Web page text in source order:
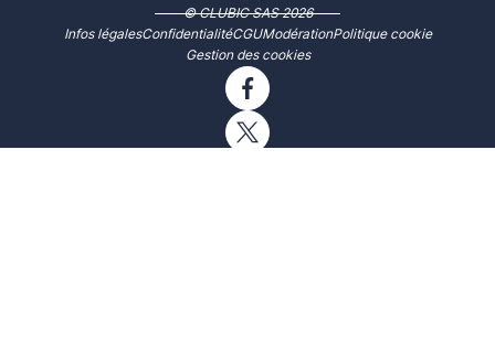
© CLUBIC SAS 2026
Infos légalesConfidentialitéCGUModérationPolitique cookie
Gestion des cookies